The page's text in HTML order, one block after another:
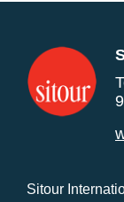
Sitour